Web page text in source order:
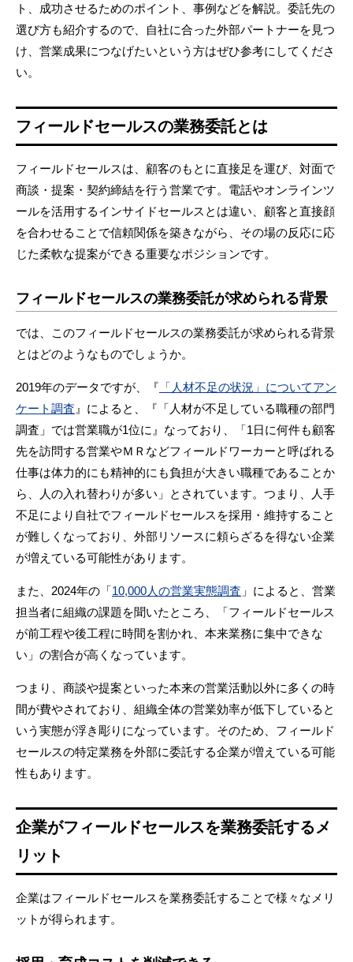
ト、成功させるためのポイント、事例などを解説。委託先の
選び方も紹介するので、自社に合った外部パートナーを見つ
け、営業成果につなげたいという方はぜひ参考にしてくださ
い。
フィールドセールスの業務委託とは
フィールドセールスは、顧客のもとに直接足を運び、対面で
商談・提案・契約締結を行う営業です。電話やオンラインツ
ールを活用するインサイドセールスとは違い、顧客と直接顔
を合わせることで信頼関係を築きながら、その場の反応に応
じた柔軟な提案ができる重要なポジションです。
フィールドセールスの業務委託が求められる背景
では、このフィールドセールスの業務委託が求められる背景
とはどのようなものでしょうか。
2019年のデータですが、『 「人材不足の状況」についてアン
ケート調査 』によると、『「人材が不足している職種の部門
調査」では営業職が1位に』なっており、「1日に何件も顧客
先を訪問する営業やＭＲなどフィールドワーカーと呼ばれる
仕事は体力的にも精神的にも負担が大きい職種であることか
ら、人の入れ替わりが多い」とされています。つまり、人手
不足により自社でフィールドセールスを採用・維持すること
が難しくなっており、外部リソースに頼らざるを得ない企業
が増えている可能性があります。
また、2024年の「10,000人の営業実態調査 」によると、営業
担当者に組織の課題を聞いたところ、「フィールドセールス
が前工程や後工程に時間を割かれ、本来業務に集中できな
い」の割合が高くなっています。
つまり、商談や提案といった本来の営業活動以外に多くの時
間が費やされており、組織全体の営業効率が低下していると
いう実態が浮き彫りになっています。そのため、フィールド
セールスの特定業務を外部に委託する企業が増えている可能
性もあります。
企業がフィールドセールスを業務委託するメ
リット
企業はフィールドセールスを業務委託することで様々なメリ
ットが得られます。